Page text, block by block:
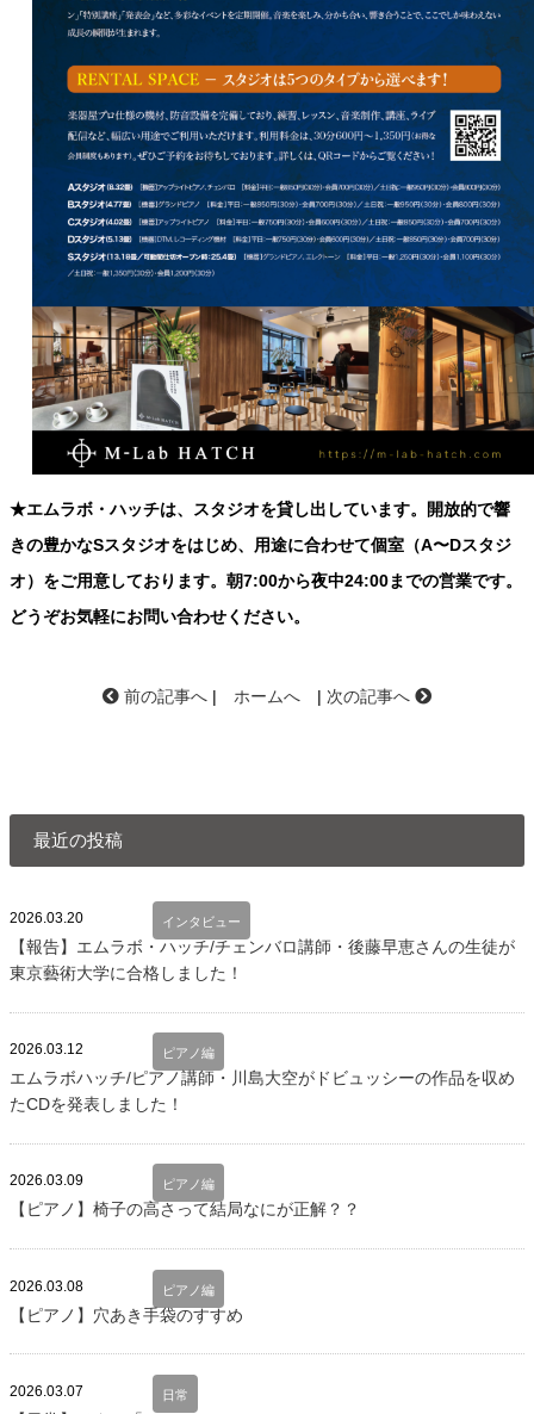
★エムラボ・ハッチは、スタジオを貸し出しています。開放的で響
きの豊かなSスタジオをはじめ、用途に合わせて個室（A〜Dスタジ
オ）をご用意しております。朝7:00から夜中24:00までの営業です。
どうぞお気軽にお問い合わせください。
前の記事へ | ホームへ | 次の記事へ
最近の投稿
2026.03.20 インタビュー
【報告】エムラボ・ハッチ/チェンバロ講師・後藤早恵さんの生徒が
東京藝術大学に合格しました！
2026.03.12 ピアノ編
エムラボハッチ/ピアノ講師・川島大空がドビュッシーの作品を収め
たCDを発表しました！
2026.03.09 ピアノ編
【ピアノ】椅子の高さって結局なにが正解？？
2026.03.08 ピアノ編
【ピアノ】穴あき手袋のすすめ
2026.03.07 日常